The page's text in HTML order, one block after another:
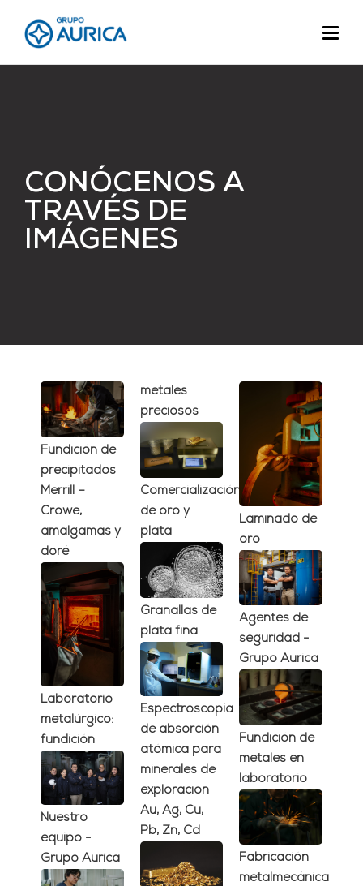
CONÓCENOS A
TRAVÉS DE
IMÁGENES
Fundición de
precipitados
Merrill –
Crowe,
amalgamas y
doré
Laboratorio
metalúrgico:
fundición
Nuestro
equipo -
Grupo Aurica
metales
preciosos
Comercialización
de oro y
plata
Granallas de
plata fina
Espectroscopía
de absorción
atómica para
minerales de
exploración
Au, Ag, Cu,
Pb, Zn, Cd
Laminado de
oro
Agentes de
seguridad -
Grupo Aurica
Fundición de
metales en
laboratorio
Fabricación
metalmecánica